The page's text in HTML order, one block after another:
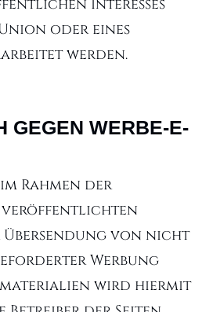
Interesses
oder eines
werden.
GEGEN WERBE-E-
Rahmen der
veröffentlichten
von nicht
Werbung
wird hiermit